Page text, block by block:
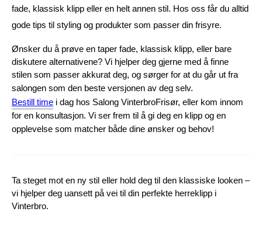
fade, klassisk klipp eller en helt annen stil. Hos oss får du alltid
gode tips til styling og produkter som passer din frisyre.
Ønsker du å prøve en taper fade, klassisk klipp, eller bare
diskutere alternativene? Vi hjelper deg gjerne med å finne
stilen som passer akkurat deg, og sørger for at du går ut fra
salongen som den beste versjonen av deg selv.
Bestill time i dag hos Salong VinterbroFrisør, eller kom innom
for en konsultasjon. Vi ser frem til å gi deg en klipp og en
opplevelse som matcher både dine ønsker og behov!
Ta steget mot en ny stil eller hold deg til den klassiske looken –
vi hjelper deg uansett på vei til din perfekte herreklipp i
Vinterbro.